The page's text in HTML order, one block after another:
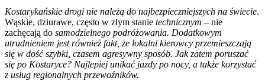
Kostarykańskie drogi nie należą do najbezpieczniejszych na świecie.
Wąskie, dziurawe, często w złym stanie technicznym – nie
zachęcają do samodzielnego podróżowania. Dodatkowym
utrudnieniem jest również fakt, że lokalni kierowcy przemieszczają
się w dość szybki, czasem agresywny sposób. Jak zatem poruszać
się po Kostaryce? Najlepiej unikać jazdy po nocy, a także korzystać
z usług regionalnych przewoźników.